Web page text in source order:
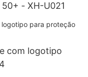
- XH-U021
com logotipo